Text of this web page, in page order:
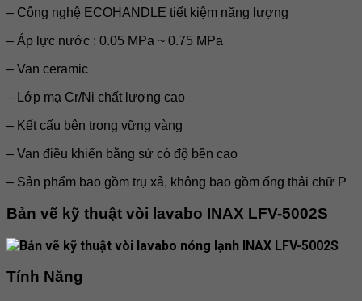
– Công nghệ ECOHANDLE tiết kiệm năng lượng
– Áp lực nước : 0.05 MPa ~ 0.75 MPa
– Van ceramic
– Lớp mạ Cr/Ni chất lượng cao
– Kết cấu bên trong vững vàng
– Van điều khiển bằng sứ có độ bền cao
– Sản phẩm bao gồm trụ xả, không bao gồm ống thải chữ P
Bản vẽ kỹ thuật vòi lavabo INAX LFV-5002S
Tính Năng